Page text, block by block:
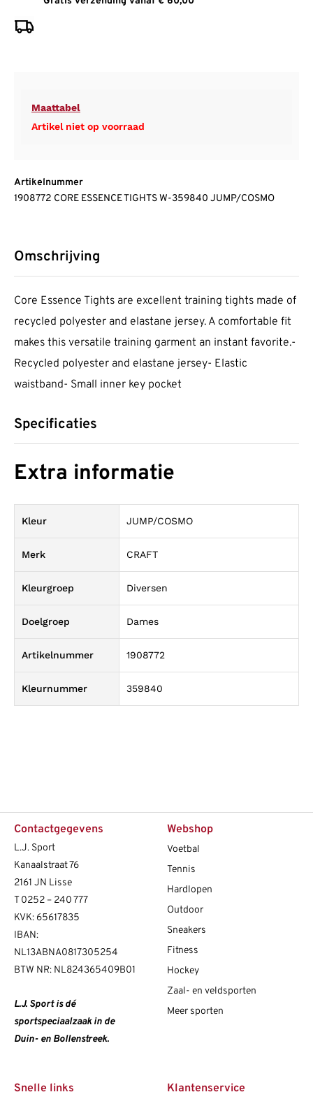
Maattabel
Artikel niet op voorraad
Artikelnummer
1908772 CORE ESSENCE TIGHTS W-359840 JUMP/COSMO
Omschrijving
Core Essence Tights are excellent training tights made of
recycled polyester and elastane jersey. A comfortable fit
makes this versatile training garment an instant favorite.-
Recycled polyester and elastane jersey- Elastic
waistband- Small inner key pocket
Specificaties
Extra informatie
Kleur JUMP/COSMO
Merk CRAFT
Kleurgroep Diversen
Doelgroep Dames
Artikelnummer 1908772
Kleurnummer 359840
Contactgegevens
L.J. Sport
Kanaalstraat 76
2161 JN Lisse
T 0252 – 240 777
KVK: 65617835
IBAN:
NL13ABNA0817305254
BTW NR: NL824365409B01
L.J. Sport is dé
sportspeciaalzaak in de
Duin- en Bollenstreek.
Webshop
Voetbal
Tennis
Hardlopen
Outdoor
Sneakers
Fitness
Hockey
Zaal- en veldsporten
Meer sporten
Snelle links Klantenservice